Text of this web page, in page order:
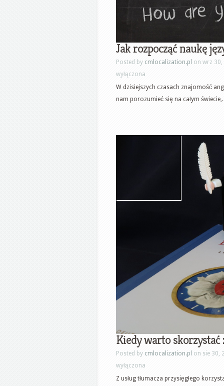
Jak rozpocząć naukę
Posted by cmlocalization.pl on wrz 30,
wyłączona
W dzisiejszych czasach znajomość
nam porozumieć się na całym
Kiedy warto skorzystać
Posted by cmlocalization.pl on sie 30,
wyłączona
Z usług tłumacza przysięgłego